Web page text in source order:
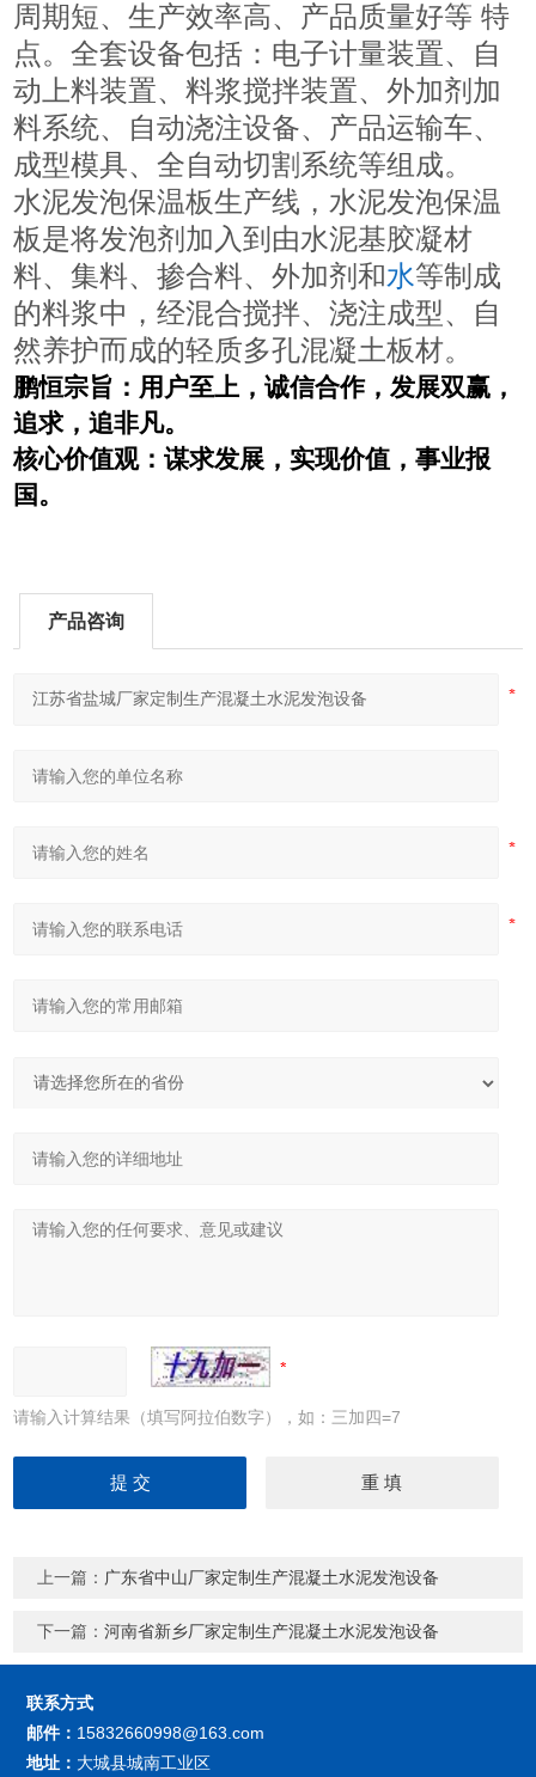
周期短、生产效率高、产品质量好等 特
点。全套设备包括：电子计量装置、自
动上料装置、料浆搅拌装置、外加剂加
料系统、自动浇注设备、产品运输车、
成型模具、全自动切割系统等组成。
水泥发泡保温板生产线，水泥发泡保温
板是将发泡剂加入到由水泥基胶凝材
料、集料、掺合料、外加剂和水等制成
的料浆中，经混合搅拌、浇注成型、自
然养护而成的轻质多孔混凝土板材。
鹏恒宗旨：用户至上，诚信合作，发展双赢，
追求，追非凡。
核心价值观：谋求发展，实现价值，事业报
国。
产品咨询
请输入计算结果（填写阿拉伯数字），如：三加四=7
上一篇： 广东省中山厂家定制生产混凝土水泥发泡设备
下一篇：河南省新乡厂家定制生产混凝土水泥发泡设备
联系方式
邮件： 15832660998@163.com
地址： 大城县城南工业区